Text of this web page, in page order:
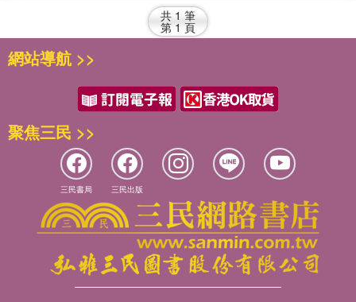
共 1 筆
第 1 頁
網站導航 >>
聚焦三民 >>
三民書局 三民出版